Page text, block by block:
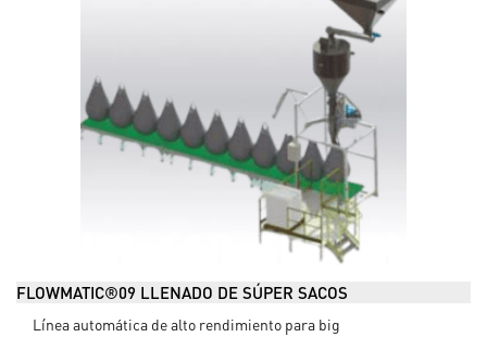
FLOWMATIC®09 LLENADO DE SÚPER SACOS
Línea automática de alto rendimiento para big